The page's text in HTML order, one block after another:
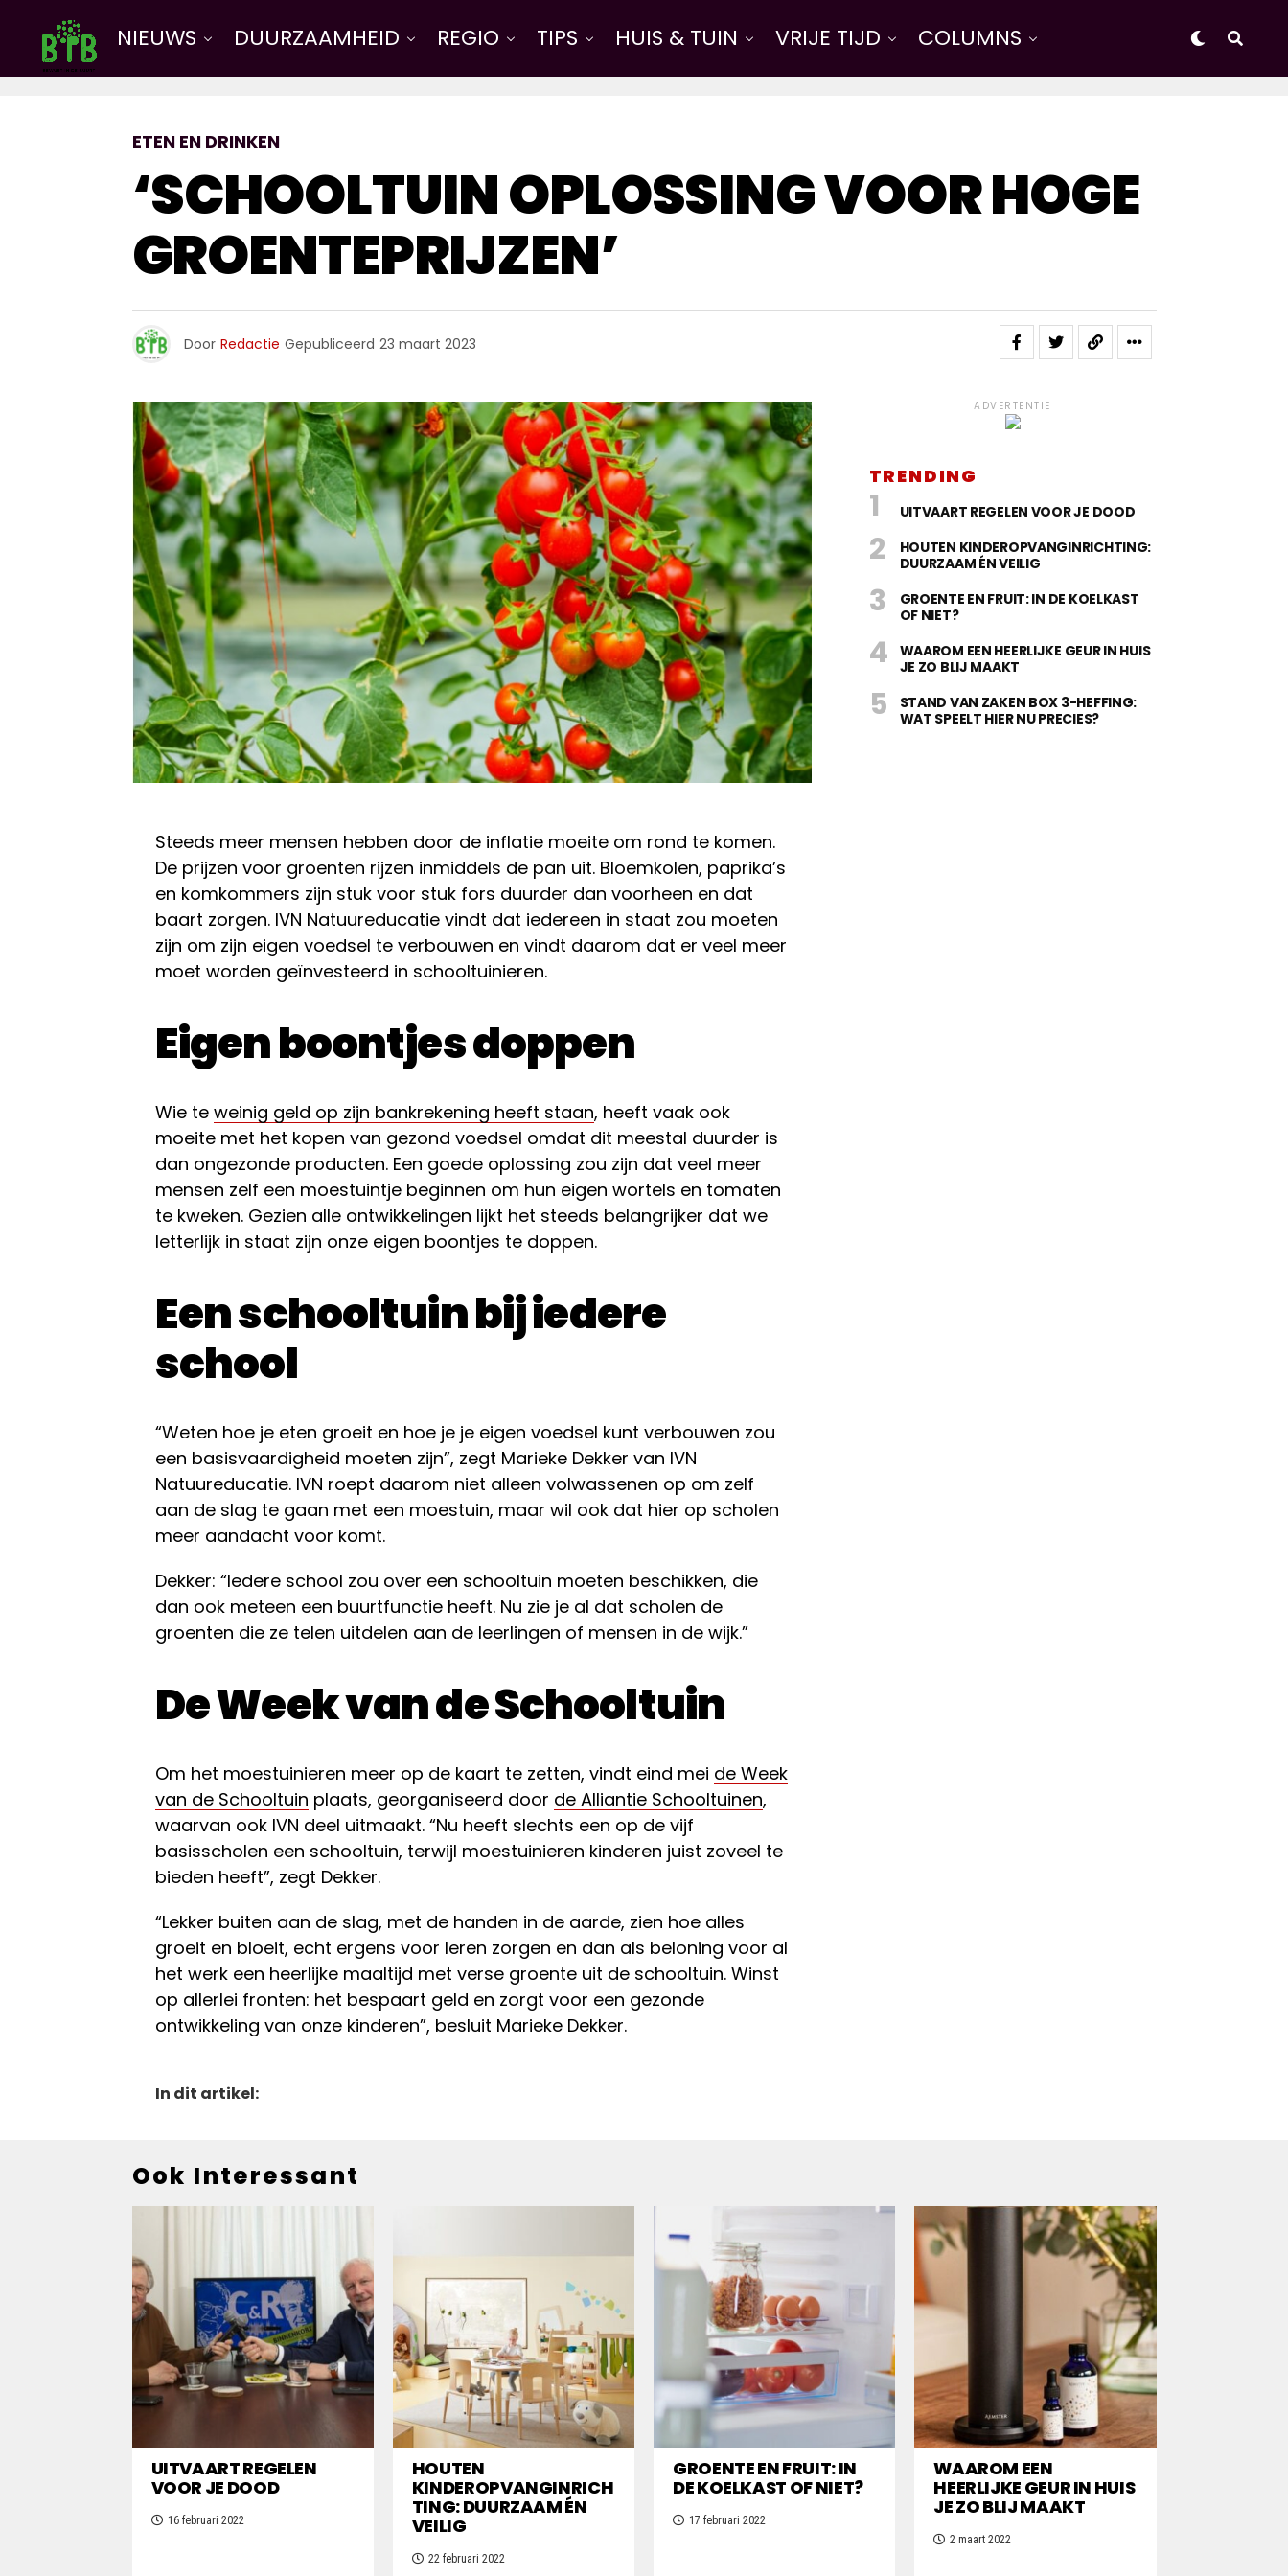
NIEUWS DUURZAAMHEID REGIO TIPS HUIS & TUIN VRIJE TIJD COLUMNS
ETEN EN DRINKEN
‘SCHOOLTUIN OPLOSSING VOOR HOGE
GROENTEPRIJZEN’
Door Redactie Gepubliceerd 23 maart 2023
Steeds meer mensen hebben door de inflatie moeite om rond te komen.
De prijzen voor groenten rijzen inmiddels de pan uit. Bloemkolen, paprika’s
en komkommers zijn stuk voor stuk fors duurder dan voorheen en dat
baart zorgen. IVN Natuureducatie vindt dat iedereen in staat zou moeten
zijn om zijn eigen voedsel te verbouwen en vindt daarom dat er veel meer
moet worden geïnvesteerd in schooltuinieren.
Eigen boontjes doppen
Wie te weinig geld op zijn bankrekening heeft staan, heeft vaak ook
moeite met het kopen van gezond voedsel omdat dit meestal duurder is
dan ongezonde producten. Een goede oplossing zou zijn dat veel meer
mensen zelf een moestuintje beginnen om hun eigen wortels en tomaten
te kweken. Gezien alle ontwikkelingen lijkt het steeds belangrijker dat we
letterlijk in staat zijn onze eigen boontjes te doppen.
Een schooltuin bij iedere
school
“Weten hoe je eten groeit en hoe je je eigen voedsel kunt verbouwen zou
een basisvaardigheid moeten zijn”, zegt Marieke Dekker van IVN
Natuureducatie. IVN roept daarom niet alleen volwassenen op om zelf
aan de slag te gaan met een moestuin, maar wil ook dat hier op scholen
meer aandacht voor komt.
Dekker: “Iedere school zou over een schooltuin moeten beschikken, die
dan ook meteen een buurtfunctie heeft. Nu zie je al dat scholen de
groenten die ze telen uitdelen aan de leerlingen of mensen in de wijk.”
De Week van de Schooltuin
Om het moestuinieren meer op de kaart te zetten, vindt eind mei de Week
van de Schooltuin plaats, georganiseerd door de Alliantie Schooltuinen,
waarvan ook IVN deel uitmaakt. “Nu heeft slechts een op de vijf
basisscholen een schooltuin, terwijl moestuinieren kinderen juist zoveel te
bieden heeft”, zegt Dekker.
“Lekker buiten aan de slag, met de handen in de aarde, zien hoe alles
groeit en bloeit, echt ergens voor leren zorgen en dan als beloning voor al
het werk een heerlijke maaltijd met verse groente uit de schooltuin. Winst
op allerlei fronten: het bespaart geld en zorgt voor een gezonde
ontwikkeling van onze kinderen”, besluit Marieke Dekker.
In dit artikel:
ADVERTENTIE
TRENDING
UITVAART REGELEN VOOR JE DOOD
HOUTEN KINDEROPVANGINRICHTING:
DUURZAAM ÉN VEILIG
GROENTE EN FRUIT: IN DE KOELKAST
OF NIET?
WAAROM EEN HEERLIJKE GEUR IN HUIS
JE ZO BLIJ MAAKT
STAND VAN ZAKEN BOX 3-HEFFING:
WAT SPEELT HIER NU PRECIES?
Ook Interessant
UITVAART REGELEN
VOOR JE DOOD
16 februari 2022
HOUTEN
KINDEROPVANGINRICH
TING: DUURZAAM ÉN
VEILIG
22 februari 2022
GROENTE EN FRUIT: IN
DE KOELKAST OF NIET?
17 februari 2022
WAAROM EEN
HEERLIJKE GEUR IN HUIS
JE ZO BLIJ MAAKT
2 maart 2022